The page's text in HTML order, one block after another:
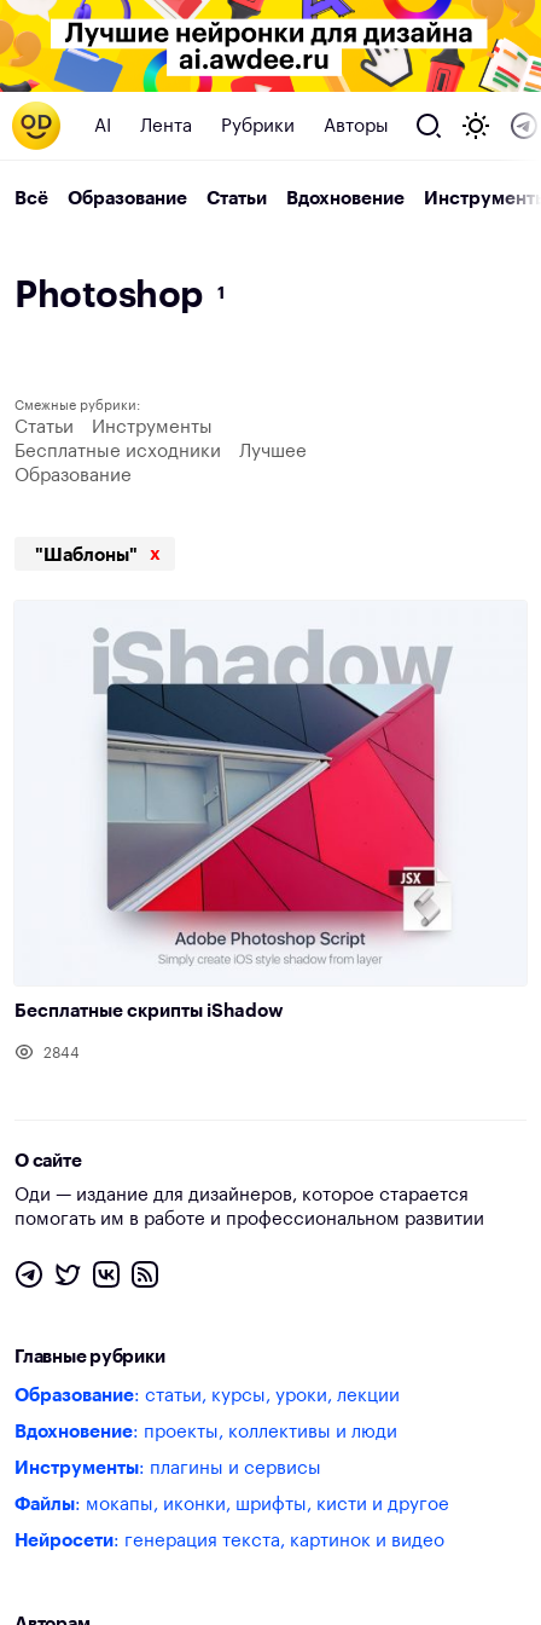
AI Лента Рубрики Авторы
Всё Образование Статьи Вдохновение
P hotoshop 1
Смежные рубрики:
Статьи
Инструменты
Бесплатные исходники
Лучшее
Образование
"Шаблоны" x
Бесплатные скрипты iShadow
2844
О сайте
Оди — издание для дизайнеров, которое старается
помогать им в работе и профессиональном развитии
Главные рубрики
Образование: статьи, курсы, уроки, лекции
Вдохновение: проекты, коллективы и люди
Инструменты: плагины и сервисы
Файлы: мокапы, иконки, шрифты, кисти и другое
Нейросети: генерация текста, картинок и видео